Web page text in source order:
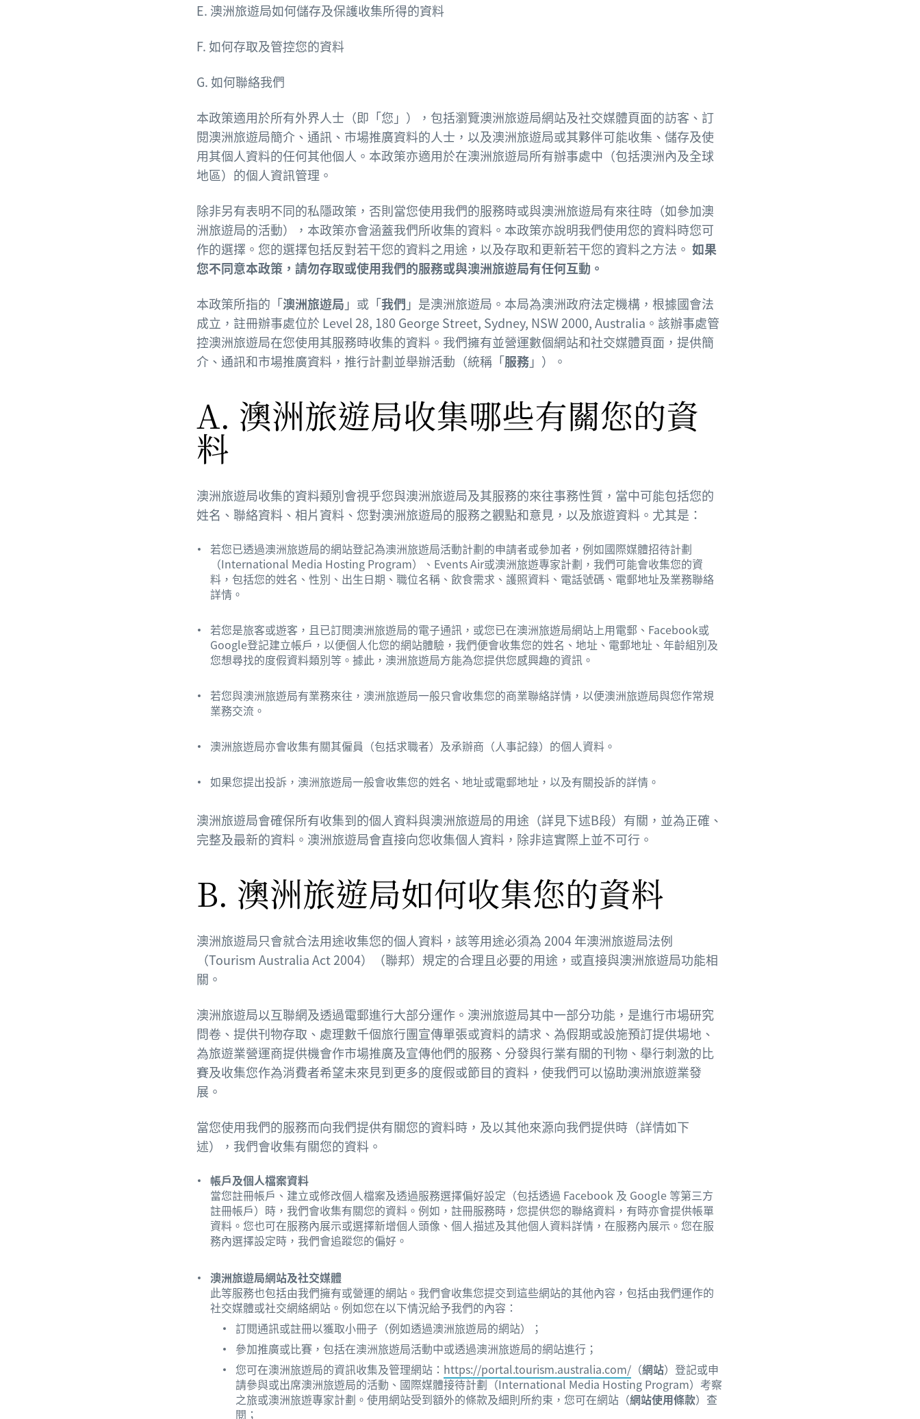
E. 澳洲旅遊局如何儲存及保護收集所得的資料
F. 如何存取及管控您的資料
G. 如何聯絡我們
本政策適用於所有外界人士（即「您」），包括瀏覽澳洲旅遊局網站及社交媒體頁面的訪客、訂
閱澳洲旅遊局簡介、通訊、市場推廣資料的人士，以及澳洲旅遊局或其夥伴可能收集、儲存及使
用其個人資料的任何其他個人。本政策亦適用於在澳洲旅遊局所有辦事處中（包括澳洲內及全球
地區）的個人資訊管理。
除非另有表明不同的私隱政策，否則當您使用我們的服務時或與澳洲旅遊局有來往時（如參加澳
洲旅遊局的活動），本政策亦會涵蓋我們所收集的資料。本政策亦說明我們使用您的資料時您可
作的選擇。您的選擇包括反對若干您的資料之用途，以及存取和更新若干您的資料之方法。 如果
您不同意本政策，請勿存取或使用我們的服務或與澳洲旅遊局有任何互動。
本政策所指的「澳洲旅遊局 」或「我們 」是澳洲旅遊局。本局為澳洲政府法定機構，根據國會法
成立，註冊辦事處位於 Level 28, 180 George Street, Sydney, NSW 2000, Australia。該辦事處管
控澳洲旅遊局在您使用其服務時收集的資料。我們擁有並營運數個網站和社交媒體頁面，提供簡
介、通訊和市場推廣資料，推行計劃並舉辦活動（統稱「服務」）。
A. 澳洲旅遊局收集哪些有關您的資
料
澳洲旅遊局收集的資料類別會視乎您與澳洲旅遊局及其服務的來往事務性質，當中可能包括您的
姓名、聯絡資料、相片資料、您對澳洲旅遊局的服務之觀點和意見，以及旅遊資料。尤其是：
若您已透過澳洲旅遊局的網站登記為澳洲旅遊局活動計劃的申請者或參加者，例如國際媒體招待計劃
（International Media Hosting Program）、Events Air或澳洲旅遊專家計劃，我們可能會收集您的資
料，包括您的姓名、性別、出生日期、職位名稱、飲食需求、護照資料、電話號碼、電郵地址及業務聯絡
詳情。
若您是旅客或遊客，且已訂閱澳洲旅遊局的電子通訊，或您已在澳洲旅遊局網站上用電郵、Facebook或
Google登記建立帳戶，以便個人化您的網站體驗，我們便會收集您的姓名、地址、電郵地址、年齡組別及
您想尋找的度假資料類別等。據此，澳洲旅遊局方能為您提供您感興趣的資訊。
若您與澳洲旅遊局有業務來往，澳洲旅遊局一般只會收集您的商業聯絡詳情，以便澳洲旅遊局與您作常規
業務交流。
澳洲旅遊局亦會收集有關其僱員（包括求職者）及承辦商（人事記錄）的個人資料。
如果您提出投訴，澳洲旅遊局一般會收集您的姓名、地址或電郵地址，以及有關投訴的詳情。
澳洲旅遊局會確保所有收集到的個人資料與澳洲旅遊局的用途（詳見下述B段）有關，並為正確、
完整及最新的資料。澳洲旅遊局會直接向您收集個人資料，除非這實際上並不可行。
B. 澳洲旅遊局如何收集您的資料
澳洲旅遊局只會就合法用途收集您的個人資料，該等用途必須為 2004 年澳洲旅遊局法例
（Tourism Australia Act 2004）（聯邦）規定的合理且必要的用途，或直接與澳洲旅遊局功能相
關。
澳洲旅遊局以互聯網及透過電郵進行大部分運作。澳洲旅遊局其中一部分功能，是進行市場研究
問卷、提供刊物存取、處理數千個旅行團宣傳單張或資料的請求、為假期或設施預訂提供場地、
為旅遊業營運商提供機會作市場推廣及宣傳他們的服務、分發與行業有關的刊物、舉行刺激的比
賽及收集您作為消費者希望未來見到更多的度假或節目的資料，使我們可以協助澳洲旅遊業發
展。
當您使用我們的服務而向我們提供有關您的資料時，及以其他來源向我們提供時（詳情如下
述），我們會收集有關您的資料。
帳戶及個人檔案資料
當您註冊帳戶、建立或修改個人檔案及透過服務選擇偏好設定（包括透過 Facebook 及 Google 等第三方
註冊帳戶）時，我們會收集有關您的資料。例如，註冊服務時，您提供您的聯絡資料，有時亦會提供帳單
資料。您也可在服務內展示或選擇新增個人頭像、個人描述及其他個人資料詳情，在服務內展示。您在服
務內選擇設定時，我們會追蹤您的偏好。
澳洲旅遊局網站及社交媒體
此等服務也包括由我們擁有或營運的網站。我們會收集您提交到這些網站的其他內容，包括由我們運作的
社交媒體或社交網絡網站。例如您在以下情況給予我們的內容：
訂閱通訊或註冊以獲取小冊子（例如透過澳洲旅遊局的網站）；
參加推廣或比賽，包括在澳洲旅遊局活動中或透過澳洲旅遊局的網站進行；
您可在澳洲旅遊局的資訊收集及管理網站： https://portal.tourism.australia.com/ （網站）登記或申
請參與或出席澳洲旅遊局的活動、國際媒體接待計劃（International Media Hosting Program）考察
之旅或澳洲旅遊專家計劃。使用網站受到額外的條款及細則所約束，您可在網站（網站使用條款）查
閱；